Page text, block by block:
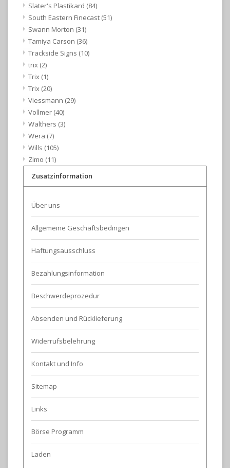
Slater's Plastikard (84)
South Eastern Finecast (51)
Swann Morton (31)
Tamiya Carson (36)
Trackside Signs (10)
trix (2)
Trix (1)
Trix (20)
Viessmann (29)
Vollmer (40)
Walthers (3)
Wera (7)
Wills (105)
Zimo (11)
Zusatzinformation
Über uns
Allgemeine Geschäftsbedingen
Haftungsausschluss
Bezahlungsinformation
Beschwerdeprozedur
Absenden und Rücklieferung
Widerrufsbelehrung
Kontakt und Info
Sitemap
Links
Börse Programm
Laden